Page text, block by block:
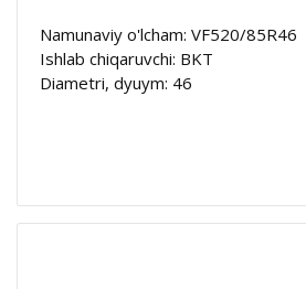
Namunaviy o'lcham: VF520/85R46
Ishlab chiqaruvchi: BKT
Diametri, dyuym: 46